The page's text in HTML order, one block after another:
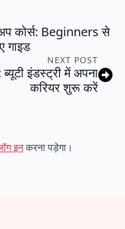
कोर्स: Beginners से
गाइड
NEXT POST
इंडस्ट्री में अपना
करियर शुरू करें
इनकरना पड़ेगा।